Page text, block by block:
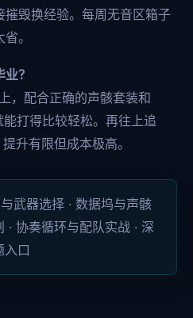
毁换经验。每周无音区箱子
。
？
，配合正确的声骸套装和
打得比较轻松。再往上追
升有限但成本极高。
武器选择 · 数据坞与声骸
· 协奏循环与配队实战 · 深
入口